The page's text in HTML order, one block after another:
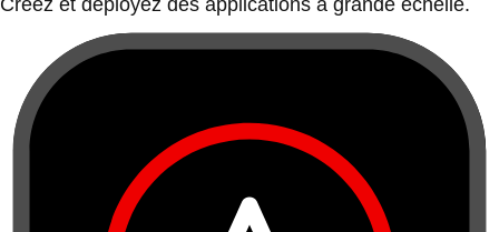
Créez et déployez des applications à grande échelle.